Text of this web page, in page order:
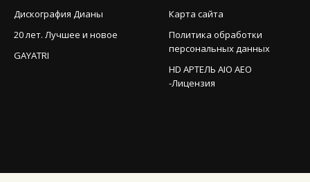
Дискография Дианы
20 лет. Лучшее и новое
GAYATRI
Карта сайта
Политика обработки
персональных данных
HD АРТЕЛЬ AIO AEO
-Лицензия